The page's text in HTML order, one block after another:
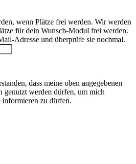
wenn Plätze frei werden. Wir werden
für dein Wunsch-Modul frei werden.
Adresse und überprüfe sie nochmal.
dass meine oben angegebenen
genutzt werden dürfen, um mich
zu dürfen.